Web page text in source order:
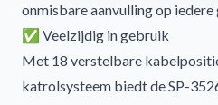
onmisbare aanvulling op iedere
✅ Veelzijdig in gebruik
Met 18 verstelbare
katrolsysteem biedt de SP-